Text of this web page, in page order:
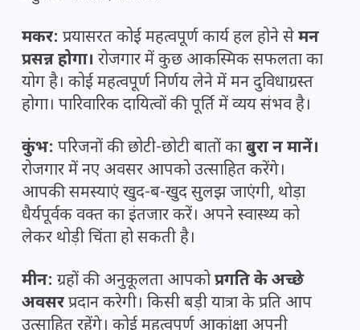
मकर: प्रयासरत कोई महत्वपूर्ण कार्य हल होने सेमन
प्रसन्न होगा। रोजगार में कुछ आकस्मिक सफलता का
योग है। कोई महत्वपूर्ण निर्णय लेने में मन दुविधाग्रस्त
होगा। पारिवारिक दायित्वों की पूर्ति में व्यय संभव है।
कुंभ: परिजनों की छोटी-छोटी बातों काबुरा न मानें।
रोजगार में नए अवसर आपको उत्साहित करेंगे।
आपकी समस्याएं खुद-ब-खुद सुलझ जाएंगी, थोड़ा
धैर्यपूर्वक वक्त का इंतजार करें। अपने स्वास्थ्य को
लेकर थोड़ी चिंता हो सकती है।
मीन: ग्रहों की अनुकूलता आपकोप्रगति के अच्छे
अवसरप्रदान करेगी। किसी बड़ी यात्रा के प्रति आप